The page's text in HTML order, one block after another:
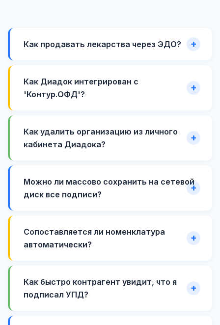
Как продавать лекарства через ЭДО?
Как Диадок интегрирован с
'Контур.ОФД'?
Как удалить организацию из личного
кабинета Диадока?
Можно ли массово сохранить на сетевой
диск все подписи?
Сопоставляется ли номенклатура
автоматически?
Как быстро контрагент увидит, что я
подписал УПД?